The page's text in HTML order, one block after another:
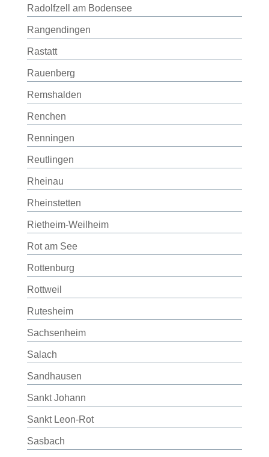
Radolfzell am Bodensee
Rangendingen
Rastatt
Rauenberg
Remshalden
Renchen
Renningen
Reutlingen
Rheinau
Rheinstetten
Rietheim-Weilheim
Rot am See
Rottenburg
Rottweil
Rutesheim
Sachsenheim
Salach
Sandhausen
Sankt Johann
Sankt Leon-Rot
Sasbach